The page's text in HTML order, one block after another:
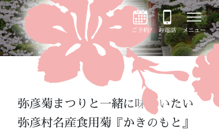
ご予約 お電話 メニュー
弥彦菊まつりと一緒に味わいたい
弥彦村名産食用菊『かきのもと』